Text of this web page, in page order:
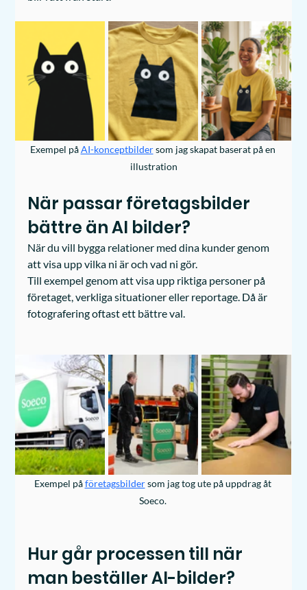
Exempel på AI-konceptbilder som jag skapat baserat på en
illustration
När passar företagsbilder
bättre än AI bilder?
När du vill bygga relationer med dina kunder genom
att visa upp vilka ni är och vad ni gör.
Till exempel genom att visa upp riktiga personer på
företaget, verkliga situationer eller reportage. Då är
fotografering oftast ett bättre val.
Exempel på företagsbilder som jag tog ute på uppdrag åt
Soeco.
Hur går processen till när
man beställer AI-bilder?